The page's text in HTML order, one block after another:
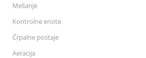
Mešanje
Kontrolne enote
Črpalne postaje
Aeracija